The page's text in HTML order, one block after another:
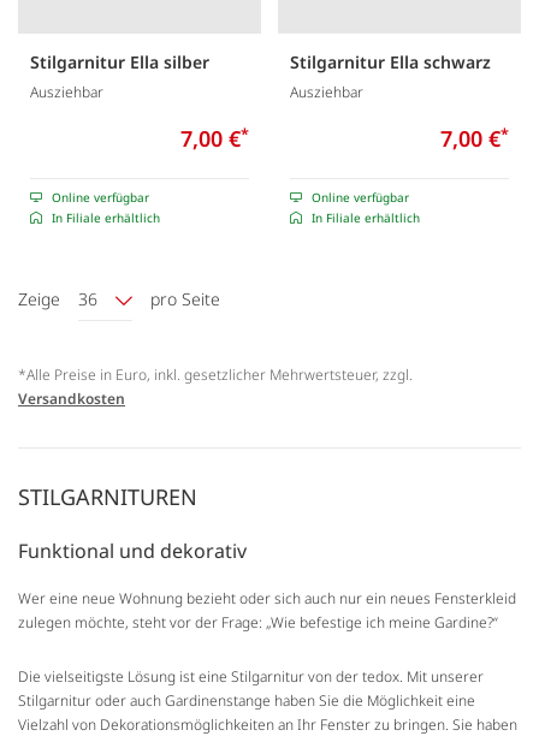
Stilgarnitur Ella silber
Ausziehbar
7,00 €*
Online verfügbar
In Filiale erhältlich
Stilgarnitur Ella schwarz
Ausziehbar
7,00 €*
Online verfügbar
In Filiale erhältlich
Zeige 36 pro Seite
*Alle Preise in Euro, inkl. gesetzlicher Mehrwertsteuer, zzgl.
Versandkosten
STILGARNITUREN
Funktional und dekorativ
Wer eine neue Wohnung bezieht oder sich auch nur ein neues Fensterkleid
zulegen möchte, steht vor der Frage: „Wie befestige ich meine Gardine?“
Die vielseitigste Lösung ist eine Stilgarnitur von der tedox. Mit unserer
Stilgarnitur oder auch Gardinenstange haben Sie die Möglichkeit eine
Vielzahl von Dekorationsmöglichkeiten an Ihr Fenster zu bringen. Sie haben